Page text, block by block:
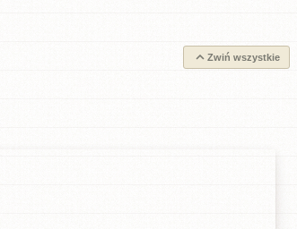
Zwiń wszystkie